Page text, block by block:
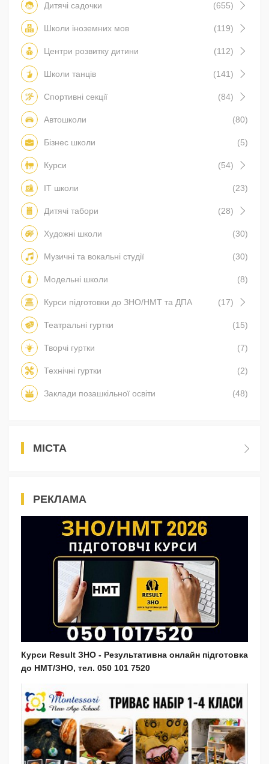
Дитячі садочки (655)
Школи іноземних мов (119)
Центри розвитку дитини (112)
Школи танців (141)
Спортивні секції (84)
Автошколи (80)
Бізнес школи (5)
Курси (54)
IT школи (23)
Дитячі табори (28)
Художні школи (30)
Музичні та вокальні студії (30)
Модельні школи (8)
Курси підготовки до ЗНО/НМТ та ДПА (17)
Театральні гуртки (15)
Творчі гуртки (7)
Технічні гуртки (2)
Заклади позашкільної освіти (48)
МІСТА
РЕКЛАМА
Курси Result ЗНО - Результативна онлайн підготовка
до НМТ/ЗНО, тел. 050 101 7520